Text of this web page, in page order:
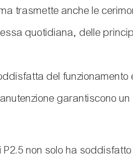
trasmette anche le
quotidiana, delle
del
garantiscono
non solo ha